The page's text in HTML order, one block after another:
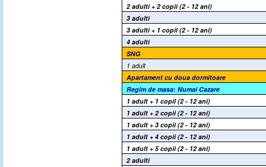
2 adulti + 2 copii (2 - 12 ani)
3 adulti
3 adulti + 1 copil (2 - 12 ani)
4 adulti
SNG
1 adult
Apartament cu doua dormitoare
Regim de masa:Numai Cazare
1 adult + 1 copil (2 - 12 ani)
1 adult + 2 copii (2 - 12 ani)
1 adult + 3 copii (2 - 12 ani)
1 adult + 4 copii (2 - 12 ani)
1 adult + 5 copii (2 - 12 ani)
2 adulti